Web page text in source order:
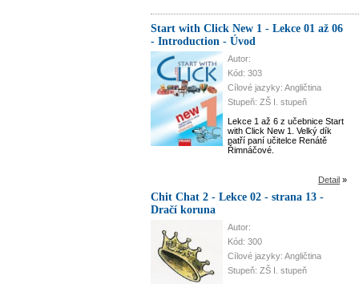
Start with Click New 1 - Lekce 01 až 06
- Introduction - Úvod
Autor:
Kód: 303
Cílové jazyky: Angličtina
Stupeň: ZŠ I. stupeň
Lekce 1 až 6 z učebnice Start
with Click New 1. Velký dík
patří paní učitelce Renátě
Řimnáčové.
Detail »
Chit Chat 2 - Lekce 02 - strana 13 -
Dračí koruna
Autor:
Kód: 300
Cílové jazyky: Angličtina
Stupeň: ZŠ I. stupeň